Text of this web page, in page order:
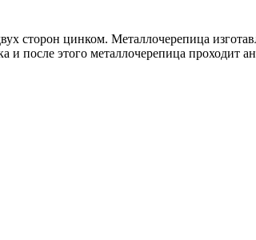
сторон цинком. Металлочерепица
этого металлочерепица проходит